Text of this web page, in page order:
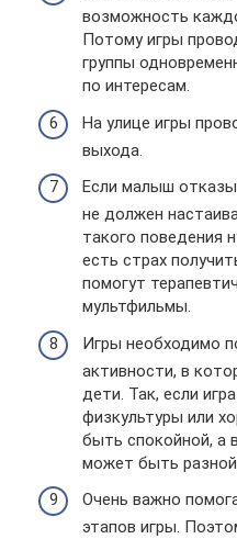
возможность
Потому игры
группы
по интересам.
На улице игры
выхода.
Если малыш
не должен
такого поведения
есть страх
помогут
мультфильмы.
Игры необходимо
активности, в
дети. Так, если
физкультуры или
быть спокойной, а
может быть
Очень важно
этапов игры.